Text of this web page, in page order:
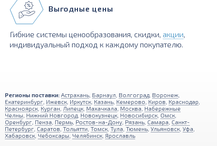
Выгодные цены
Гибкие системы ценообразования, скидки, акции,
индивидуальный подход к каждому покупателю.
Регионы поставки: Астрахань Барнаул Волгоград Воронеж
Екатеринбург Ижевск Иркутск Казань Кемерово Киров Краснодар
Красноярск Курган Липецк Махачкала Москва Набережные
Челны Нижний Новгород Новокузнецк Новосибирск Омск
Оренбург Пенза Пермь Ростов-на-Дону Рязань Самара Санкт-
Петербург Саратов Тольятти Томск Тула Тюмень Ульяновск Уфа
Хабаровск Чебоксары Челябинск Ярославль